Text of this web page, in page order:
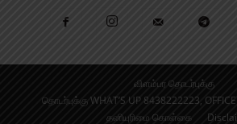
விளம்பர தொடர்புக்கு
தொடர்புக்கு WHAT’S UP 8438222223,
தனியுரிமை கொள்கை